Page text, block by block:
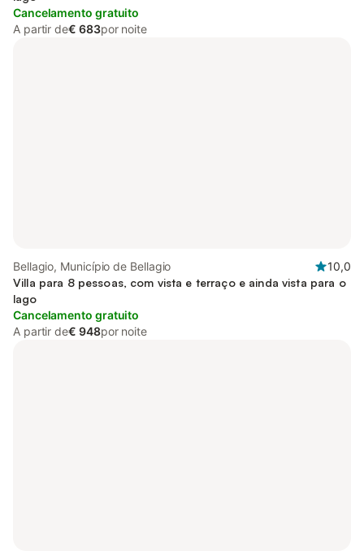
Cancelamento gratuito
A partir de€ 683por noite
Bellagio, Município de Bellagio
10,0
Villa para 8 pessoas, com vista e terraço e ainda vista para o
lago
Cancelamento gratuito
A partir de€ 948por noite